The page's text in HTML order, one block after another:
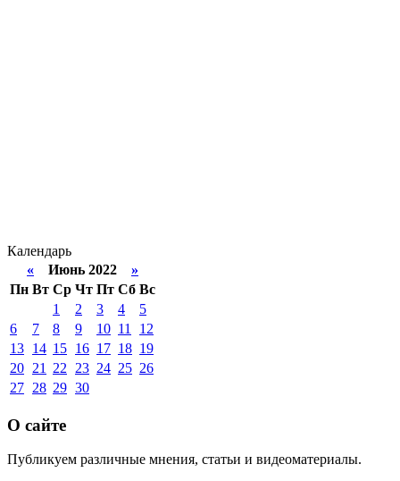
Календарь
« Июнь 2022 »
Пн Вт Ср Чт Пт Сб Вс
1
2 3 4
5
6
7 8 9 10 11
12
13 14 15 16 17 18 19
20 21 22 23 24 25 26
27 28 29 30
О сайте
Публикуем различные мнения, статьи и видеоматериалы.